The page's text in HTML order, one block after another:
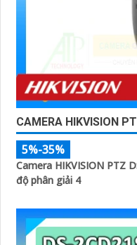
CAMERA HIKVISION
5%-35%
Camera HIKVISION PTZ
độ phân giải 4